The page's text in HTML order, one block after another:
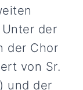
der
der Chor
von Sr.
und der